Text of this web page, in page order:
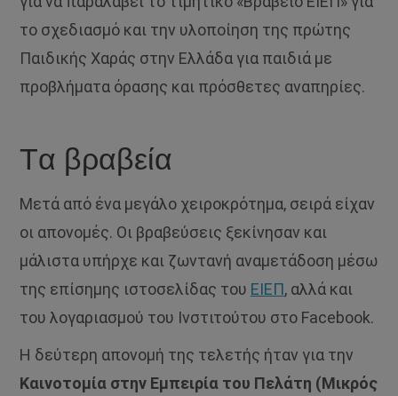
το σχεδιασμό και την υλοποίηση της πρώτης
Παιδικής Χαράς στην Ελλάδα για παιδιά με
προβλήματα όρασης και πρόσθετες αναπηρίες.
Tα βραβεία
Μετά από ένα μεγάλο χειροκρότημα, σειρά είχαν
οι απονομές. Οι βραβεύσεις ξεκίνησαν και
μάλιστα υπήρχε και ζωντανή αναμετάδοση μέσω
της επίσημης ιστοσελίδας του ΕΙΕΠ, αλλά και
του λογαριασμού του Ινστιτούτου στο Facebook.
Η δεύτερη απονομή της τελετής ήταν για την
Καινοτομία στην Εμπειρία του Πελάτη (Μικρός